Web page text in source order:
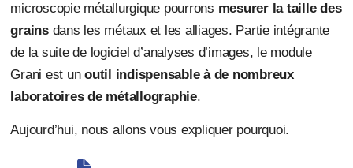
microscopie métallurgique pourrons mesurer la taille des
grainsdans les métaux et les alliages. Partie intégrante
de la suite de logiciel d’analyses d’images, le module
Grani est unoutil indispensable à de nombreux
laboratoires de métallographie.
Aujourd’hui, nous allons vous expliquer pourquoi.